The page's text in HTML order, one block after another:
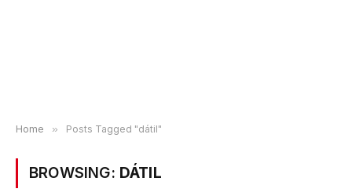
Home » Posts Tagged "dátil"
BROWSING: DÁTIL